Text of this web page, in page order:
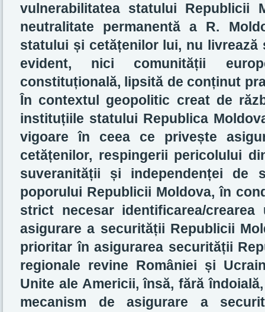
vulnerabilitatea statului Republicii
neutralitate permanentă a R.
statului și cetățenilor lui, nu
evident, nici comunității
constituțională, lipsită de conținut
În contextul geopolitic creat de
instituțiile statului Republica
vigoare în ceea ce privește
cetățenilor, respingerii pericolului
suveranității și independenței de
poporului Republicii Moldova, în
strict necesaridentificarea/crearea
asigurare a securității Republicii
prioritar în asigurarea securității
regionale revine României și
Unite ale Americii, însă, fără
mecanism de asigurare a